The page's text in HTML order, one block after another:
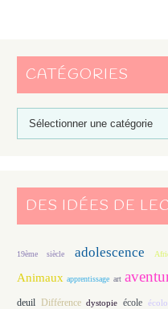
CATÉGORIES
DES IDÉES DE
19ème siècle adolescence
Animaux apprentissage art
deuil Différence dystopie école